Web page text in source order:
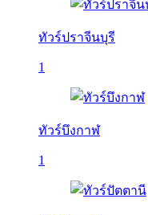
ทัวร์ปราจีนบุรี
1
ทัวร์บึงกาฬ
1